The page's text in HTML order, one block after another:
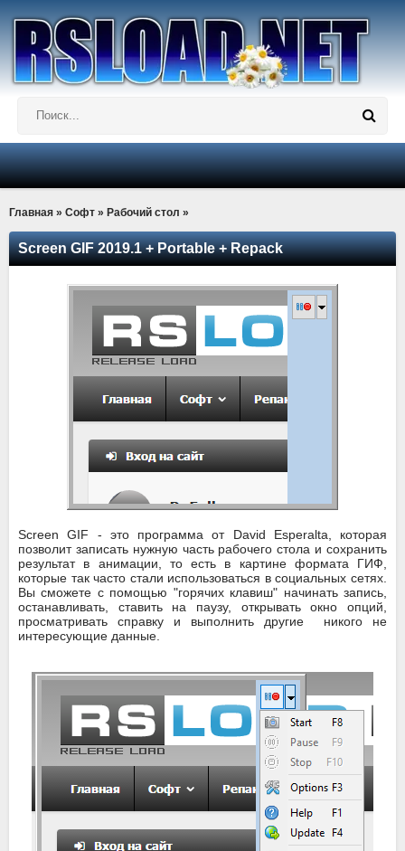
Главная » Софт » Рабочий стол »
Screen GIF 2019.1 + Portable + Repack
Screen GIF - это программа от David Esperalta, которая
позволит записать нужную часть рабочего стола и сохранить
результат в анимации, то есть в картине формата ГИФ,
которые так часто стали использоваться в социальных сетях.
Вы сможете с помощью "горячих клавиш" начинать запись,
останавливать, ставить на паузу, открывать окно опций,
просматривать справку и выполнить другие никого не
интересующие данные.